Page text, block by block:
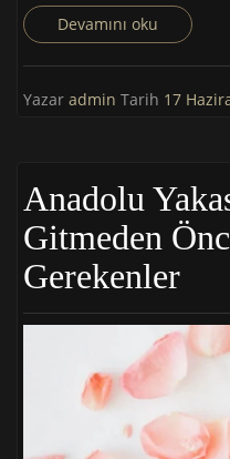
Devamını oku
Yazar admin Tarih 17
Anadolu
Gitmeden
Gerekenler